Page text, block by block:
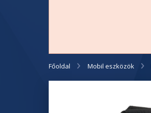
Főoldal Mobil eszközök